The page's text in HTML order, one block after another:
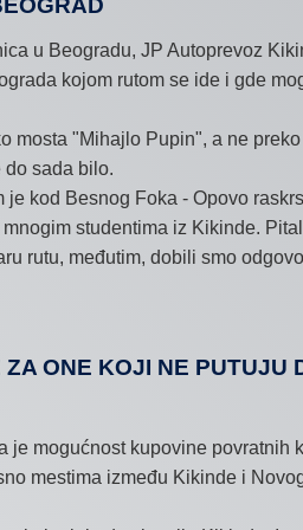
u Beogradu, JP Autoprevoz
kojom rutom se ide i gde
mosta "Mihajlo Pupin", a ne
sada bilo.
kod Besnog Foka - Opovo
studentima iz Kikinde.
rutu, međutim, dobili smo
ONE KOJI NE PUTUJU
je mogućnost kupovine povratnih
mestima između Kikinde i